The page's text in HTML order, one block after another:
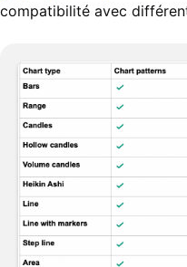
compatibilité avec